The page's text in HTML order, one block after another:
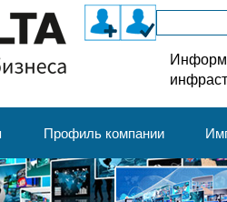
Профиль компании